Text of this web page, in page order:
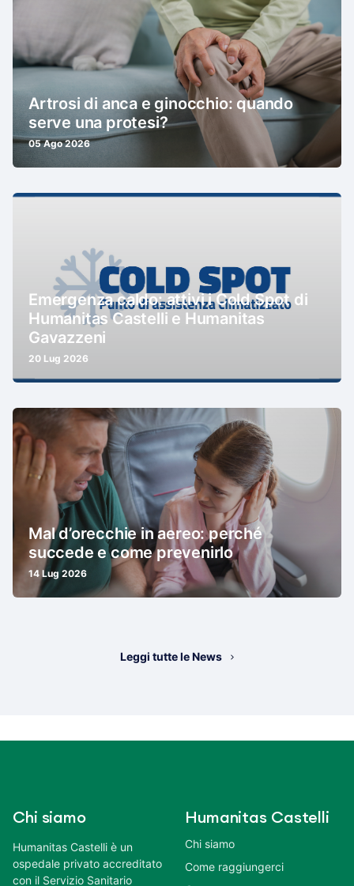
Artrosi di anca e ginocchio: quando
serve una protesi?
05 Ago 2026
Emergenza caldo: attivi i Cold Spot di
Humanitas Castelli e Humanitas
Gavazzeni
20 Lug 2026
Mal d’orecchie in aereo: perché
succede e come prevenirlo
14 Lug 2026
Leggi tutte le News
Chi siamo
Humanitas Castelli è un
ospedale privato accreditato
con il Servizio Sanitario
Humanitas Castelli
Chi siamo
Come raggiungerci